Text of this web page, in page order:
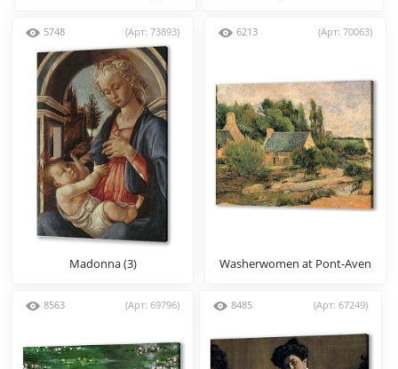
5748 (Арт: 73893)
Madonna (3)
6213 (Арт: 70063)
Washerwomen at Pont-Aven
8563 (Арт: 69796) 8485 (Арт: 67249)